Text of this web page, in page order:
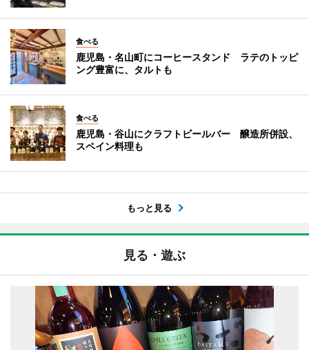
食べる
鹿児島・名山町にコーヒースタンド ラテのトッピ
ング豊富に、タルトも
食べる
鹿児島・谷山にクラフトビールバー 醸造所併設、
スペイン料理も
もっと見る
見る・遊ぶ